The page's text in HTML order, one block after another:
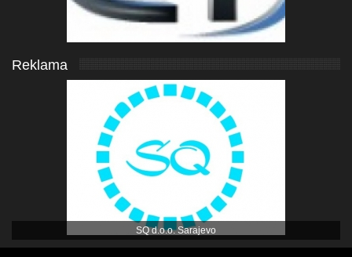
Reklama
SQ d.o.o. Sarajevo